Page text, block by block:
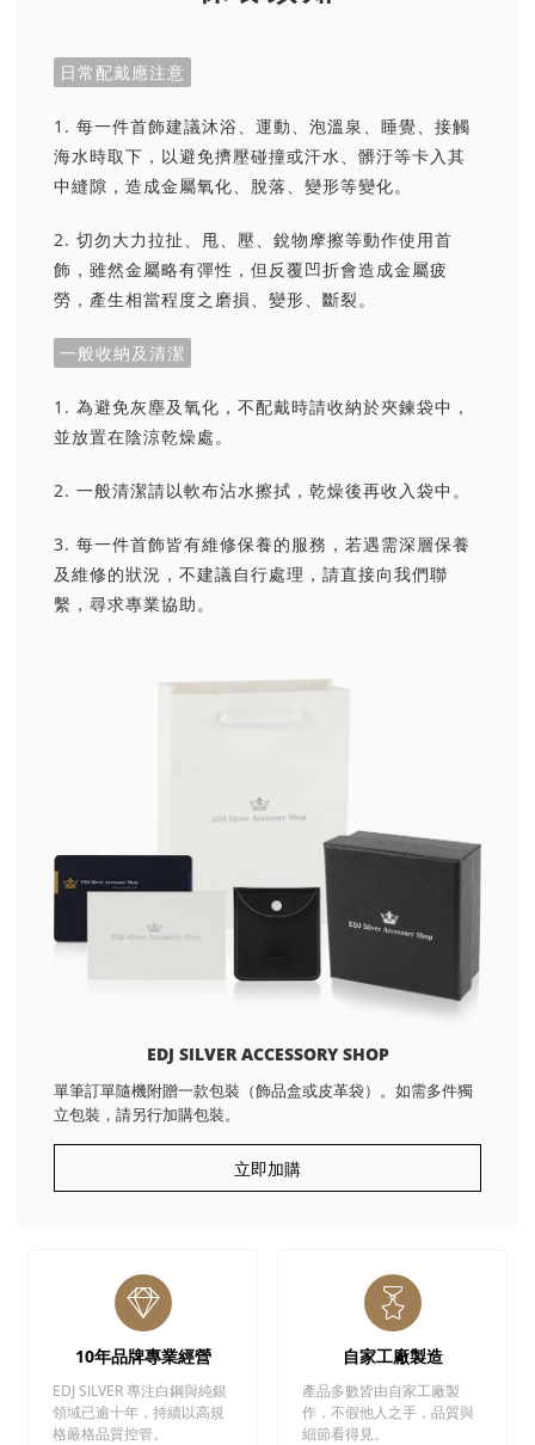
日常配戴應注意
1. 每一件首飾建議沐浴、運動、泡溫泉、睡覺、接觸
海水時取下，以避免擠壓碰撞或汗水、髒汙等卡入其
中縫隙，造成金屬氧化、脫落、變形等變化。
2. 切勿大力拉扯、甩、壓、銳物摩擦等動作使用首
飾，雖然金屬略有彈性，但反覆凹折會造成金屬疲
勞，產生相當程度之磨損、變形、斷裂。
一般收納及清潔
1. 為避免灰塵及氧化，不配戴時請收納於夾鍊袋中，
並放置在陰涼乾燥處。
2. 一般清潔請以軟布沾水擦拭，乾燥後再收入袋中。
3. 每一件首飾皆有維修保養的服務，若遇需深層保養
及維修的狀況，不建議自行處理，請直接向我們聯
繫，尋求專業協助。
EDJ SILVER ACCESSORY SHOP
單筆訂單隨機附贈一款包裝（飾品盒或皮革袋）。如需多件獨
立包裝，請另行加購包裝。
立即加購
10年品牌專業經營
EDJ SILVER 專注白鋼與純銀
領域已逾十年，持續以高規
格嚴格品質控管。
自家工廠製造
產品多數皆由自家工廠製
作，不假他人之手，品質與
細節看得見。